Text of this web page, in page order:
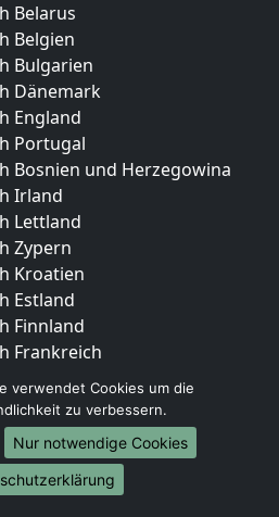
Belarus
Belgien
Bulgarien
Dänemark
England
Portugal
Bosnien und Herzegowina
Irland
Lettland
Zypern
Kroatien
Estland
Finnland
Frankreich
Griechenland
Italien
Liechtenstein
Luxemburg
Niederlande
verwendet Cookies um die
zu verbessern.
Nur notwendige Cookies